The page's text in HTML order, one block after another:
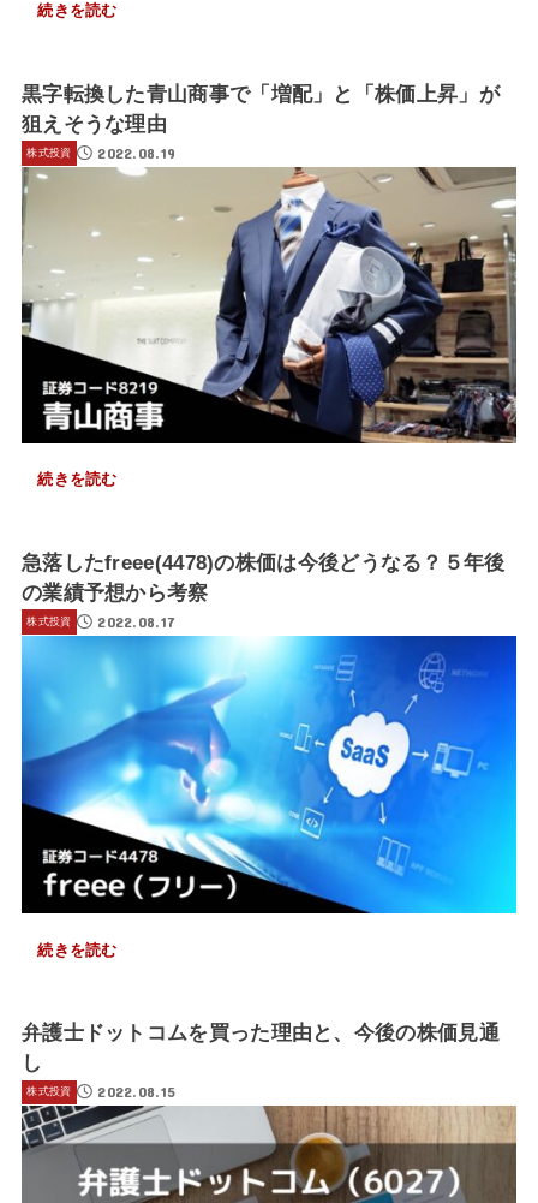
続きを読む
黒字転換した青山商事で「増配」と「株価上昇」が
狙えそうな理由
株式投資 2022.08.19
続きを読む
急落したfreee(4478)の株価は今後どうなる？５年後
の業績予想から考察
株式投資 2022.08.17
続きを読む
弁護士ドットコムを買った理由と、今後の株価見通
し
株式投資 2022.08.15